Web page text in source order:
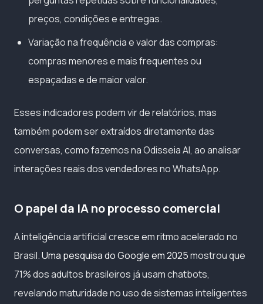
preços, condições e entregas.
Variação na frequência e valor das compras:
compras menores e mais frequentes ou
espaçadas e de maior valor.
Esses indicadores podem vir de relatórios, mas
também podem ser extraídos diretamente das
conversas, como fazemos na Odisseia AI, ao analisar
interações reais dos vendedores no WhatsApp.
O papel da IA no processo comercial
A inteligência artificial cresce em ritmo acelerado no
Brasil.Uma pesquisa do Google em 2025mostrou que
71% dos adultos brasileiros já usam chatbots,
revelando maturidade no uso de sistemas inteligentes